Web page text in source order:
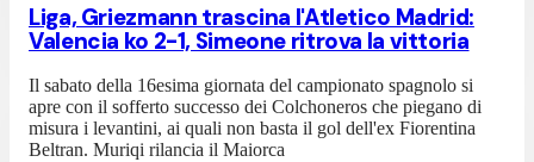
Liga, Griezmann trascina l'Atletico Madrid:
Valencia ko 2-1, Simeone ritrova la vittoria
Il sabato della 16esima giornata del campionato spagnolo si
apre con il sofferto successo dei Colchoneros che piegano di
misura i levantini, ai quali non basta il gol dell'ex Fiorentina
Beltran. Muriqi rilancia il Maiorca